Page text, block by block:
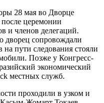
28 мая во Дворце
после церемонии
и членов делегаций.
дворец сопровождали
пути следования стояли
Позже у Конгресс-
экономический
местных служб.
проходили в узком и